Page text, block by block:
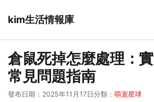
kim生活情報庫
倉鼠死掉怎麼處理：
常見問題指南
發布日期：2025年11月17日分類： 萌宠星球